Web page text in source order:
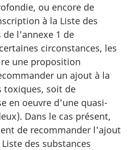
ou encore de
à la Liste des
l'annexe 1 de
circonstances, les
une proposition
un ajout à la
toxiques, soit de
en oeuvre d'une quasi-
Dans le cas présent,
de recommander l'ajout
des substances